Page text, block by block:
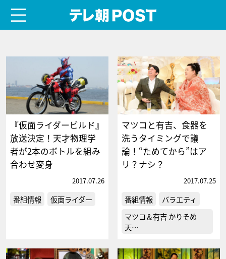
『仮面ライダービルド』
放送決定！天才物理学
者が2本のボトルを組み
合わせ変身
2017.07.26
番組情報 仮面ライダー
マツコと有吉、食器を
洗うタイミングで議
論！“ためてから”はア
リ？ナシ？
2017.07.25
番組情報
バラエティ
マツコ＆有吉 かりそめ
天…